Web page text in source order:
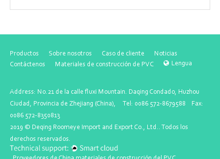
Productos Sobre nosotros Caso de cliente
Noticias
Contáctenos
Materiales de construcción de PVC Lengua
Address: No.21 de la calle fluxi Mountain. Daqing Condado, Huzhou
Ciudad, Provincia de Zhejiang (China), Tel: 0086 572-8679588 Fax:
0086 572-8350813
2019 © Deqing Roomeye Import and Export Co., Ltd.. Todos los
derechos reservados.